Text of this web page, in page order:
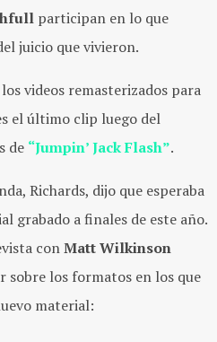
participan en lo que
juicio que vivieron.
videos remasterizados para
el último clip luego del
de “Jumpin’ Jack Flash”.
Richards, dijo que esperaba
grabado a finales de este año.
conMatt Wilkinson
sobre los formatos en los que
material: